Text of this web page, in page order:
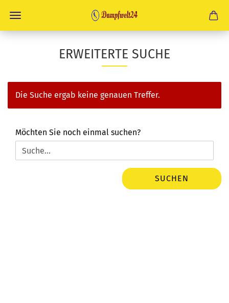
ERWEITERTE SUCHE
Die Suche ergab keine genauen Treffer.
MÖCHTEN
SIE
NOCH
Möchten Sie noch einmal suchen?
SUCHEN